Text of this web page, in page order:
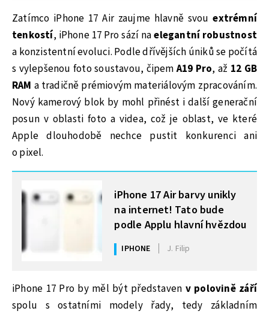
Zatímco iPhone 17 Air zaujme hlavně svouextrémní
tenkostí, iPhone 17 Pro sází naelegantní robustnost
a konzistentní evoluci. Podle dřívějších úniků se počítá
s vylepšenou foto soustavou, čipemA19 Pro, až 12 GB
RAM a tradičně prémiovým materiálovým zpracováním.
Nový kamerový blok by mohl přinést i další generační
posun v oblasti foto a videa, což je oblast, ve které
Apple dlouhodobě nechce pustit konkurenci ani
o pixel.
iPhone 17 Air barvy unikly
na internet! Tato bude
podle Applu hlavní hvězdou
IPHONE J. Filip
iPhone 17 Pro by měl být představen v polovině září
spolu s ostatními modely řady, tedy základním